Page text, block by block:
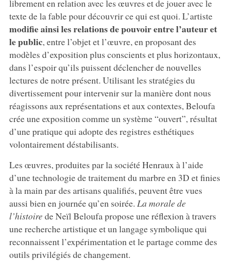
librement en relation avec les œuvres et de jouer avec le
texte de la fable pour découvrir ce qui est quoi. L’artiste
modifie ainsi les relations de pouvoir entre l’auteur et
le public, entre l’objet et l’œuvre, en proposant des
modèles d’exposition plus conscients et plus horizontaux,
dans l’espoir qu’ils puissent déclencher de nouvelles
lectures de notre présent. Utilisant les stratégies du
divertissement pour intervenir sur la manière dont nous
réagissons aux représentations et aux contextes, Beloufa
crée une exposition comme un système “ouvert”, résultat
d’une pratique qui adopte des registres esthétiques
volontairement déstabilisants.
Les œuvres, produites par la société Henraux à l’aide
d’une technologie de traitement du marbre en 3D et finies
à la main par des artisans qualifiés, peuvent être vues
aussi bien en journée qu’en soirée. La morale de
l’histoirede Neïl Beloufa propose une réflexion à travers
une recherche artistique et un langage symbolique qui
reconnaissent l’expérimentation et le partage comme des
outils privilégiés de changement.